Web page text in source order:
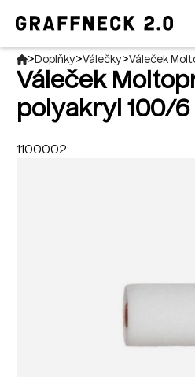
>Doplňky>Válečky>Váleček
Váleček
polyakryl 100/
1100002